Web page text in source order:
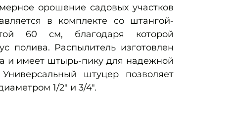
орошение садовых участков
в комплекте со штангой-
60 см, благодаря которой
полива. Распылитель изготовлен
и имеет штырь-пику для надежной
штуцер позволяет
1/2″ и 3/4″.